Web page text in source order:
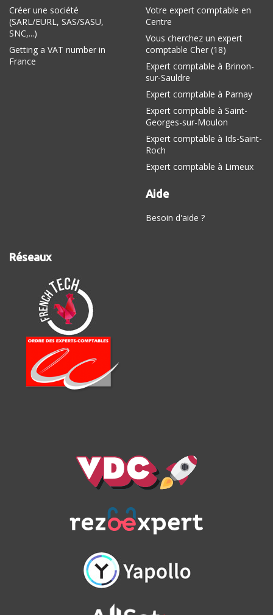
Créer une société
(SARL/EURL, SAS/SASU,
SNC,...)
Getting a VAT number in
France
Votre expert comptable en
Centre
Vous cherchez un expert
comptable Cher (18)
Expert comptable à Brinon-
sur-Sauldre
Expert comptable à Parnay
Expert comptable à Saint-
Georges-sur-Moulon
Expert comptable à Ids-Saint-
Roch
Expert comptable à Limeux
Aide
Besoin d'aide ?
Réseaux